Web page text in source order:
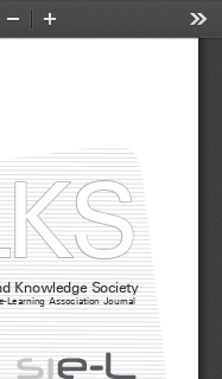
Zoom
Learning Association Journal
Knowledge Society